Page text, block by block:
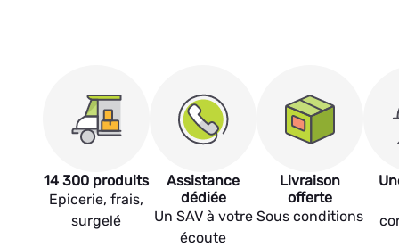
14 300 produits
Epicerie, frais,
surgelé
Assistance
dédiée
Un SAV à votre
écoute
Livraison
offerte
Sous conditions